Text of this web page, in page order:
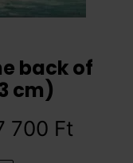
back of
cm)
700 Ft